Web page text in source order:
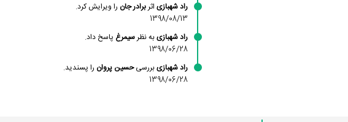
راد شهبازیاثربرادر جان را ویرایش کرد.
1398/08/13
راد شهبازیبه نظرسیمرغ پاسخ داد.
1398/06/28
راد شهبازیبررسیحسین پروان را پسندید.
1398/06/28